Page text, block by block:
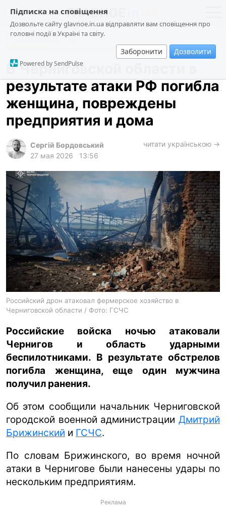
Підписка на сповіщення
Дозвольте сайту glavnoe.in.ua відправляти вам сповіщення про
головні події в Україні та світу.
Заборонити Дозволити
Powered by SendPulse
новости
о проекте
общество
происшествия
криминал
техно
харьков
архив
gambling
ua ru en
Происшествия
В Черниговской области в
результате атаки РФ погибла
женщина, повреждены
предприятия и дома
Сергій Бордовський
27 мая 2026
13:56
читати українською →
Российский дрон атаковал фермерское хозяйство в
Черниговской области / Фото: ГСЧС
Российские войска ночью атаковали
Чернигов и область ударными
беспилотниками. В результате обстрелов
погибла женщина, еще один мужчина
получил ранения.
Об этом сообщили начальник Черниговской
городской военной администрации Дмитрий
Брижинский и ГСЧС.
По словам Брижинского, во время ночной
атаки в Чернигове были нанесены удары по
нескольким предприятиям.
Реклама